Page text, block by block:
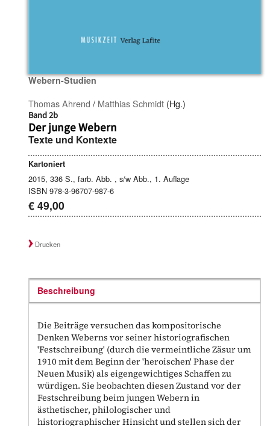
Webern-Studien
Thomas Ahrend / Matthias Schmidt (Hg.)
Band 2b
Der junge Webern
Texte und Kontexte
Kartoniert
2015, 336 S., farb. Abb. , s/w Abb., 1. Auflage
ISBN 978-3-96707-987-6
€ 49,00
Drucken
Beschreibung
Die Beiträge versuchen das kompositorische
Denken Weberns vor seiner historiografischen
'Festschreibung' (durch die vermeintliche Zäsur um
1910 mit dem Beginn der 'heroischen' Phase der
Neuen Musik) als eigengewichtiges Schaffen zu
würdigen. Sie beobachten diesen Zustand vor der
Festschreibung beim jungen Webern in
ästhetischer, philologischer und
historiographischer Hinsicht und stellen sich der